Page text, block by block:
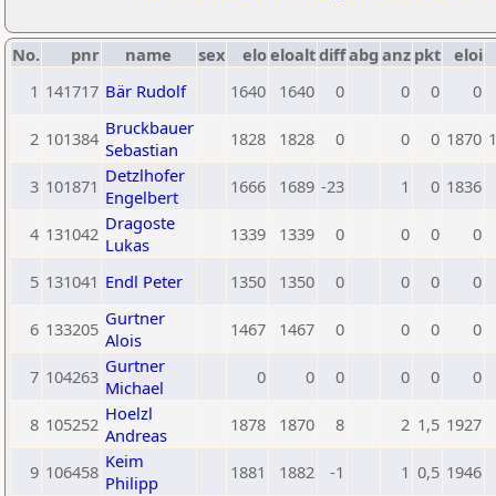
No. pnr name sex eloeloaltdiffabg anz pkt eloi
1 141717 Bär Rudolf 1640 1640 0 0 0 0
2 101384 Bruckbauer
Sebastian
1828 1828 0 0 0 1870
3 101871 Detzlhofer
Engelbert
1666 1689 -23 1 0 1836
4 131042 Dragoste
Lukas
1339 1339 0 0 0 0
5 131041 Endl Peter 1350 1350 0 0 0 0
6 133205 Gurtner
Alois
1467 1467 0 0 0 0
7 104263 Gurtner
Michael
0 0 0 0 0 0
8 105252 Hoelzl
Andreas
1878 1870 8 2 1,5 1927
9 106458 Keim
Philipp
1881 1882 -1 1 0,5 1946